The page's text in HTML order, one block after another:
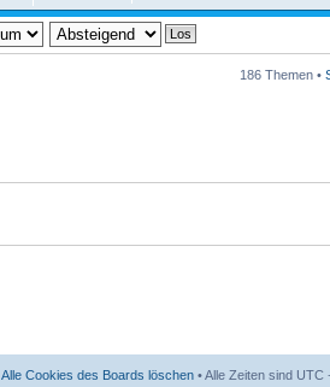
186 Themen •
Alle Cookies des Boards löschen • Alle Zeiten sind